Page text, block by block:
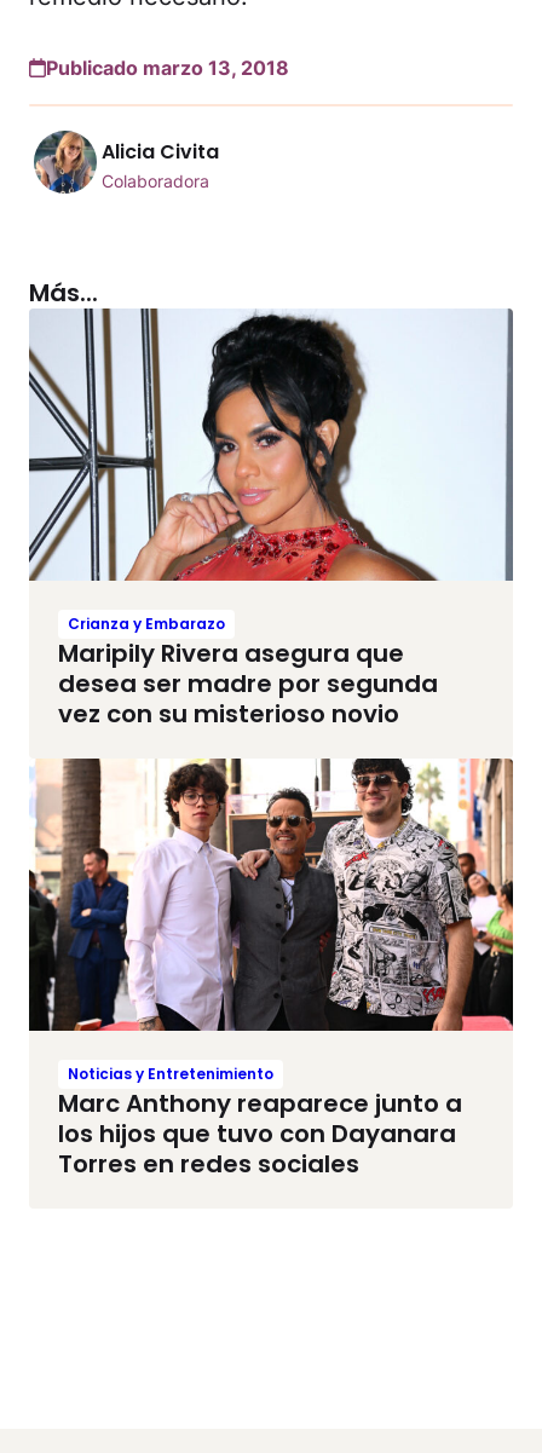
Publicado marzo 13, 2018
Alicia Civita
Colaboradora
Más...
Crianza y Embarazo
Maripily Rivera asegura que
desea ser madre por segunda
vez con su misterioso novio
Noticias y Entretenimiento
Marc Anthony reaparece junto a
los hijos que tuvo con Dayanara
Torres en redes sociales